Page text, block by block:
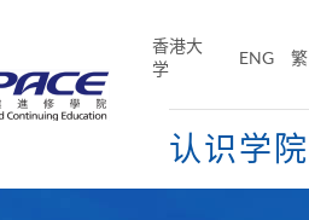
香港大
学
ENG 繁
认识学院